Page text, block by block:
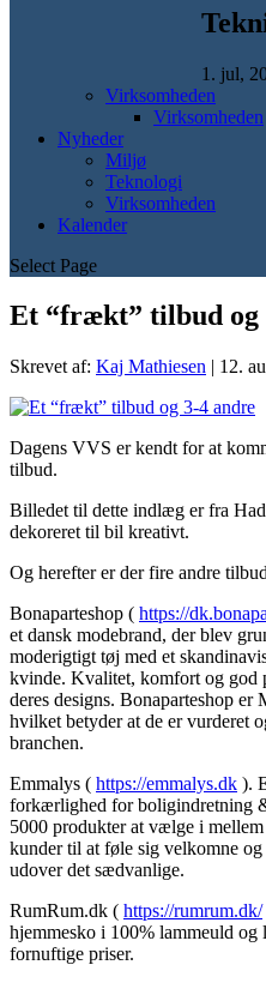
1. jul,
Virksomheden
Virksomheden
Nyheder
Miljø
Teknologi
Virksomheden
Kalender
Select Page
Et “frækt” tilbud og
Skrevet af: Kaj Mathiesen | 12.
Dagens VVS er kendt for at
tilbud.
Billedet til dette indlæg er fra
dekoreret til bil kreativt.
Og herefter er der fire andre
Bonaparteshop ( https://
et dansk modebrand, der blev
moderigtigt tøj med et
kvinde. Kvalitet, komfort og god
deres designs. Bonaparteshop
hvilket betyder at de er vurderet
branchen.
Emmalys ( https://emmalys.dk ).
forkærlighed for boligindretning
5000 produkter at vælge i
kunder til at føle sig velkomne
udover det sædvanlige.
RumRum.dk ( https://rumrum.dk/
hjemmesko i 100% lammeuld
fornuftige priser.